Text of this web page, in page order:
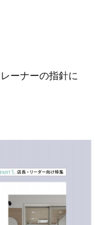
ーナーの指針に